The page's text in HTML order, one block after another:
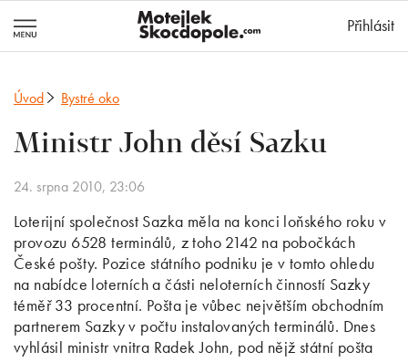
Přihlásit
Úvod Bystré oko
Ministr John děsí Sazku
24. srpna 2010, 23:06
Loterijní společnost Sazka měla na konci loňského roku v
provozu 6528 terminálů, z toho 2142 na pobočkách
České pošty. Pozice státního podniku je v tomto ohledu
na nabídce loterních a části neloterních činností Sazky
téměř 33 procentní. Pošta je vůbec největším obchodním
partnerem Sazky v počtu instalovaných terminálů. Dnes
vyhlásil ministr vnitra Radek John, pod nějž státní pošta